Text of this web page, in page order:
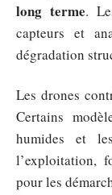
long terme.
capteurs et
dégradation
Les drones
Certains
humides et
l’exploitation,
pour les